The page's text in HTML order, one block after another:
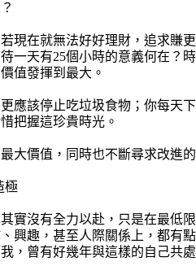
現在就無法好好理財，追求賺
一天有25個小時的意義何在？
值發揮到最大。
應該停止吃垃圾食物；你每天
把握這珍貴時光。
大價值，同時也不斷尋求改進
極
實沒有全力以赴，只是在最低
興趣，甚至人際關係上，都有
，曾有好幾年與這樣的自己共